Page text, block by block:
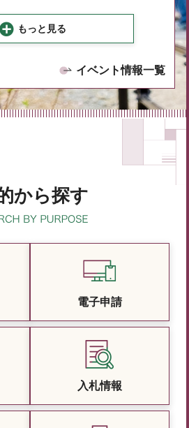
もっと見る
イベント情報一覧
から探す
電子申請
入札情報